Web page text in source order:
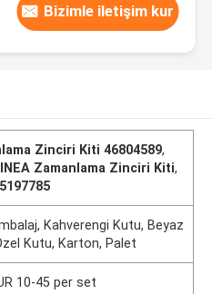
Bizimle iletişim kur
Zinciri Kiti 46804589,
Zamanlama Zinciri Kiti,
Kahverengi Kutu, Beyaz
Kutu, Karton, Palet
10-45 per set